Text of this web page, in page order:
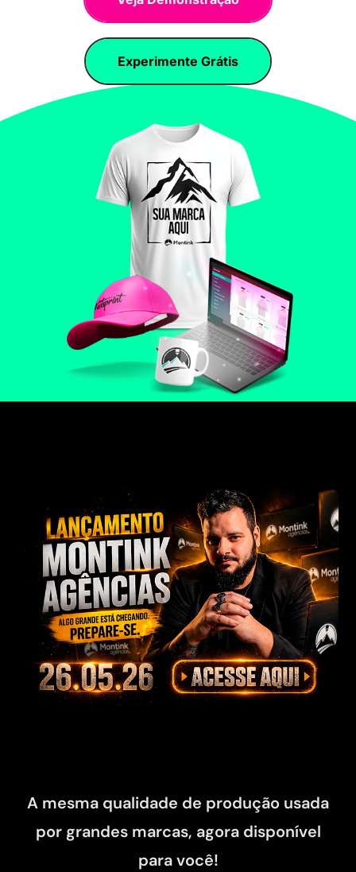
Experimente Grátis
A mesma qualidade de produção usada
por grandes marcas, agora disponível
para você!